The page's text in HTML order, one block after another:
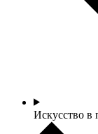
Искусство в